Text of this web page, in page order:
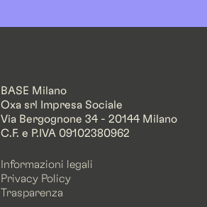
BASE Milano
Oxa srl Impresa Sociale
Via Bergognone 34 - 20144 Milano
C.F. e P.IVA 09102380962
Informazioni legali
Privacy Policy
Trasparenza